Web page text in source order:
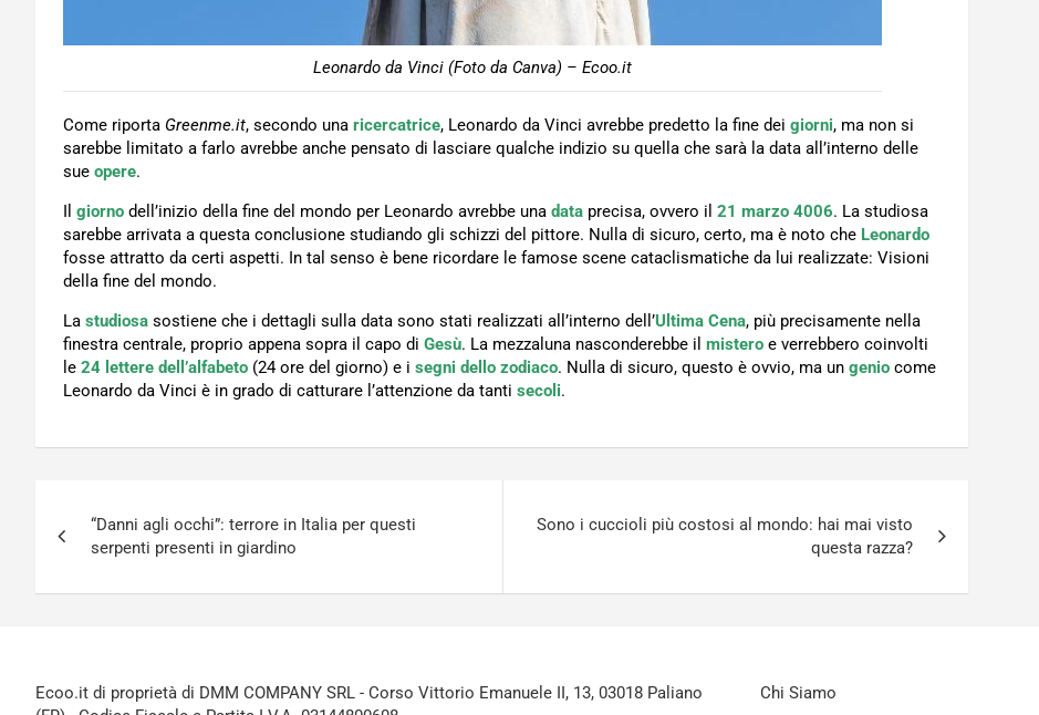
Leonardo da Vinci (Foto da Canva) – Ecoo.it
Come riporta Greenme.it, secondo una ricercatrice, Leonardo da Vinci avrebbe predetto la fine dei giorni, ma non si
sarebbe limitato a farlo avrebbe anche pensato di lasciare qualche indizio su quella che sarà la data all’interno delle
sue opere.
Il giorno dell’inizio della fine del mondo per Leonardo avrebbe una data precisa, ovvero il 21 marzo 4006. La studiosa
sarebbe arrivata a questa conclusione studiando gli schizzi del pittore. Nulla di sicuro, certo, ma è noto che Leonardo
fosse attratto da certi aspetti. In tal senso è bene ricordare le famose scene cataclismatiche da lui realizzate: Visioni
della fine del mondo.
La studiosa sostiene che i dettagli sulla data sono stati realizzati all’interno dell’Ultima Cena, più precisamente nella
finestra centrale, proprio appena sopra il capo di Gesù. La mezzaluna nasconderebbe il mistero e verrebbero coinvolti
le 24 lettere dell’alfabeto (24 ore del giorno) e i segni dello zodiaco. Nulla di sicuro, questo è ovvio, ma un genio come
Leonardo da Vinci è in grado di catturare l’attenzione da tanti secoli.
articoli
“Danni agli occhi”: terrore in Italia per questi
serpenti presenti in giardino
Sono i cuccioli più costosi al mondo: hai mai visto
questa razza?
Ecoo.it di proprietà di DMM COMPANY SRL - Corso Vittorio Emanuele II, 13, 03018 Paliano
Chi Siamo